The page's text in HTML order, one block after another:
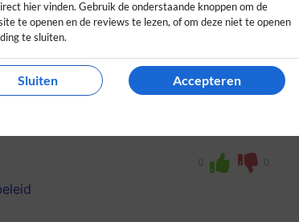
licentie, duidelijke handleiding
betrouwbare
0 0
hier vinden. Gebruik de onderstaande knoppen om de
te openen en de reviews te lezen, of om deze niet te openen
te sluiten.
Sluiten Accepteren